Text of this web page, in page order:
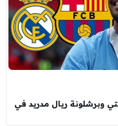
وبرشلونة ريال مدريد في